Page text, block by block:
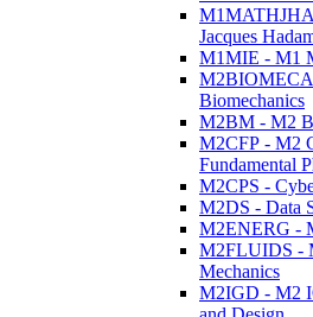
Jacques
M1MIE - M1
Biomechanics
M2BM - M2
M2CFP - M2
Fundamental
M2CPS -
M2DS - Data
M2ENERG -
M2FLUIDS -
Mechanics
M2IGD - M2